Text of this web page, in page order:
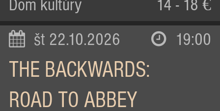
Dom kultúry 14 - 18 €
št 22.10.2026 19:00
THE BACKWARDS:
ROAD TO ABBEY